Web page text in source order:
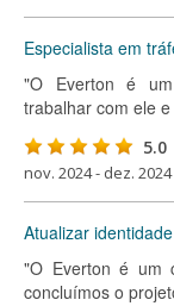
Especialista em
"O Everton é
trabalhar com ele
5.0
nov. 2024 - dez. 2024
Atualizar
"O Everton é um
concluímos o